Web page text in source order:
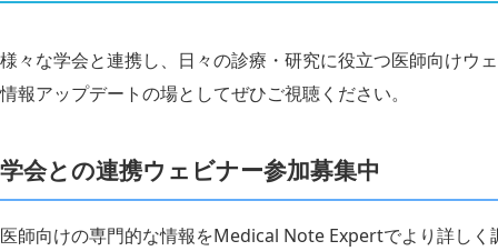
様々な学会と連携し、日々の診療・研究に役立つ医師向けウ
情報アップデートの場としてぜひご視聴ください。
学会との連携ウェビナー参加募集中
医師向けの専門的な情報をMedical Note Expertでより詳しく